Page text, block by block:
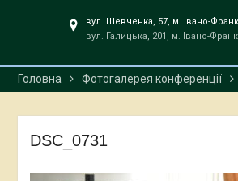
вул. Шевченка, 57, м. Івано-
вул. Галицька, 201, м. Івано-
Головна Фотогалерея конференції
DSC_0731